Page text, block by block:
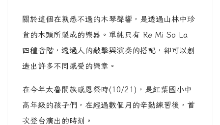
關於這個在孰悉不過的木琴聲響，是透過山林中珍
貴的木頭所製成的樂器。單純只有 Re Mi So La
四種音階，透過人的敲擊與演奏的搭配，卻可以創
造出許多不同感受的樂章。
在今年太魯閣族感恩祭時(10/21)，是紅葉國小中
高年級的孩子們，在經過數個月的辛勤練習後，首
次登台演出的時刻。